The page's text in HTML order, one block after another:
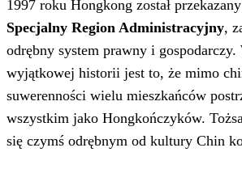
1997 roku Hongkong został
Specjalny Region Administracyjny,
odrębny system prawny i
wyjątkowej historii jest to, że mimo
suwerenności wielu mieszkańców
wszystkim jako Hongkończyków.
się czymś odrębnym od kultury Chin